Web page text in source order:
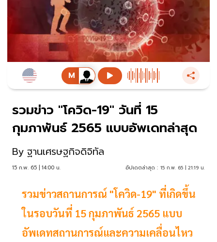
รวมข่าว "โควิด-19" วันที่ 15
กุมภาพันธ์ 2565 แบบอัพเดทล่าสุด
By ฐานเศรษฐกิจดิจิทัล
15 ก.พ. 65 | 14:00 น. อัปเดตล่าสุด : 15 ก.พ. 65 | 21:19 น.
รวมข่าวสถานการณ์ "โควิด-19" ที่เกิดขึ้น
ในรอบวันที่ 15 กุมภาพันธ์ 2565 แบบ
อัพเดทสถานการณ์และความเคลื่อนไหว